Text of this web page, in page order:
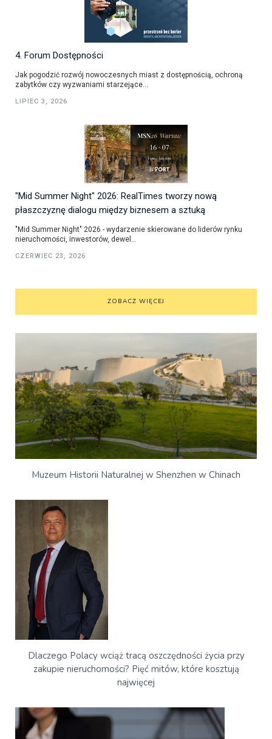
4. Forum Dostępności
Jak pogodzić rozwój nowoczesnych miast z dostępnością, ochroną
zabytków czy wyzwaniami starzejące...
LIPIEC 3, 2026
"Mid Summer Night" 2026: RealTimes tworzy nową
płaszczyznę dialogu między biznesem a sztuką
"Mid Summer Night" 2026 - wydarzenie skierowane do liderów rynku
nieruchomości, inwestorów, dewel...
CZERWIEC 23, 2026
ZOBACZ WIĘCEJ
Muzeum Historii Naturalnej w Shenzhen w Chinach
Dlaczego Polacy wciąż tracą oszczędności życia przy
zakupie nieruchomości? Pięć mitów, które kosztują
najwięcej